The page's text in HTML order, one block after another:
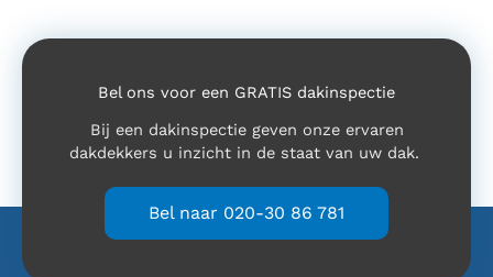
Bel ons voor een GRATIS dakinspectie
Bij een dakinspectie geven onze ervaren
dakdekkers u inzicht in de staat van uw dak.
Bel naar 020-30 86 781